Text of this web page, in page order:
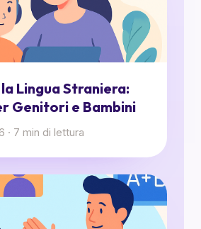
Lingua Straniera:
Genitori e Bambini
· 7 min di lettura